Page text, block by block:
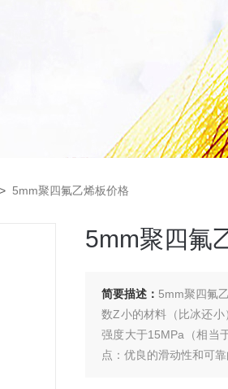
> 5mm聚四氟乙烯板价格
5mm聚四氟
简要描述： 5mm聚四氟
数Z小的材料（比冰还
强度大于15MPa（相当
点：优良的滑动性和可靠